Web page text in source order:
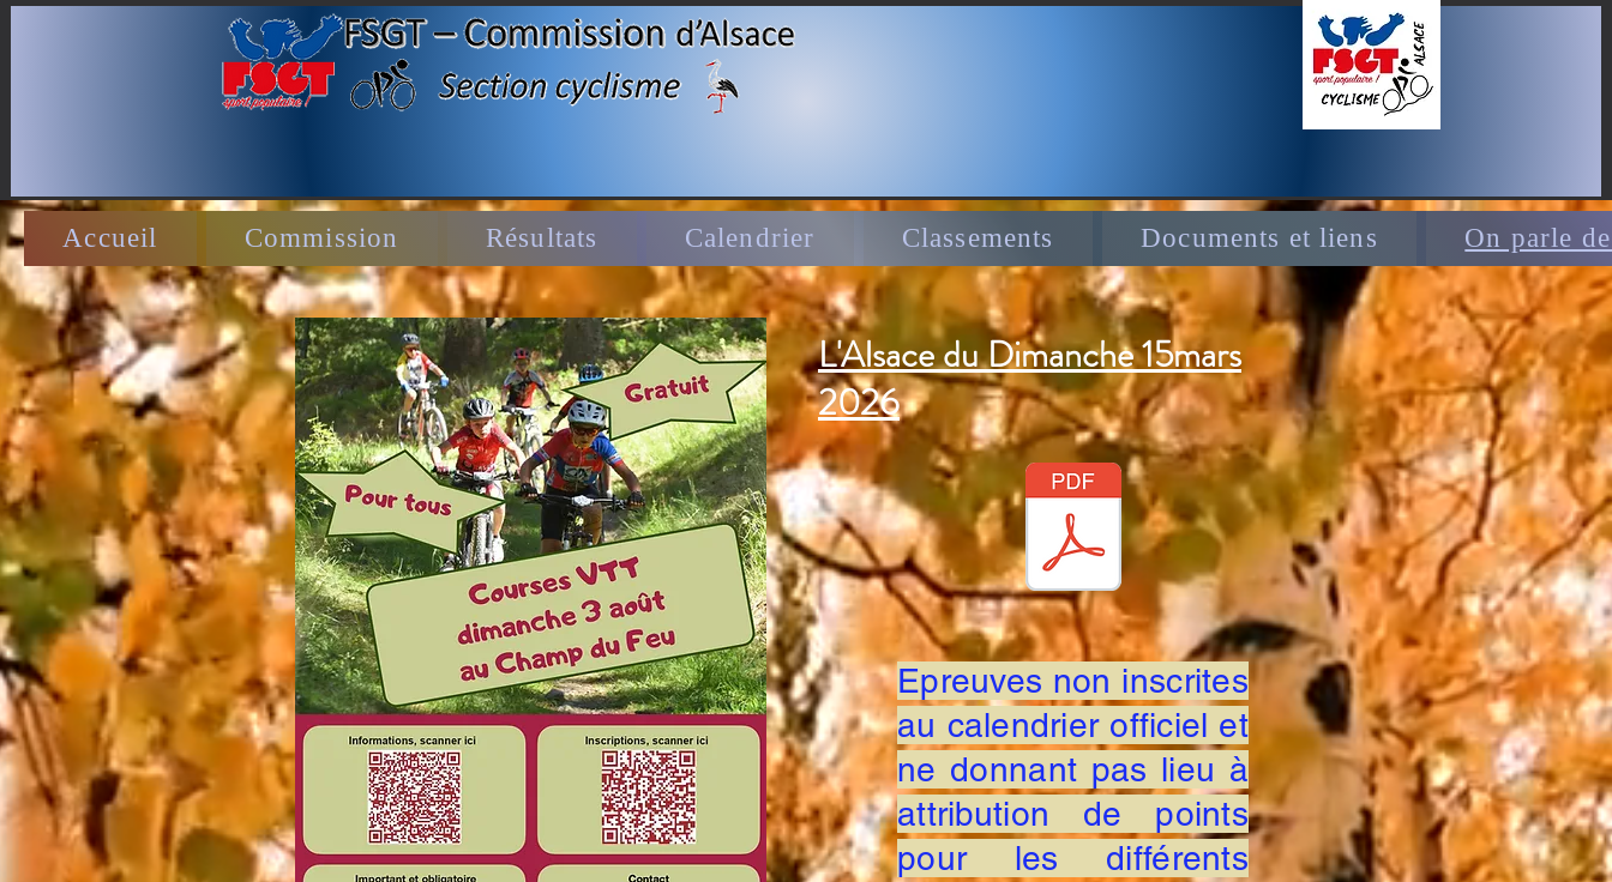
Epreuves non inscrites
au calendrier officiel et
ne donnant pas lieu à
attribution de points
pour les différents
L'Alsace du Dimanche 15mars
2026
Accueil Commission Résultats Calendrier Classements Documents et liens On parle